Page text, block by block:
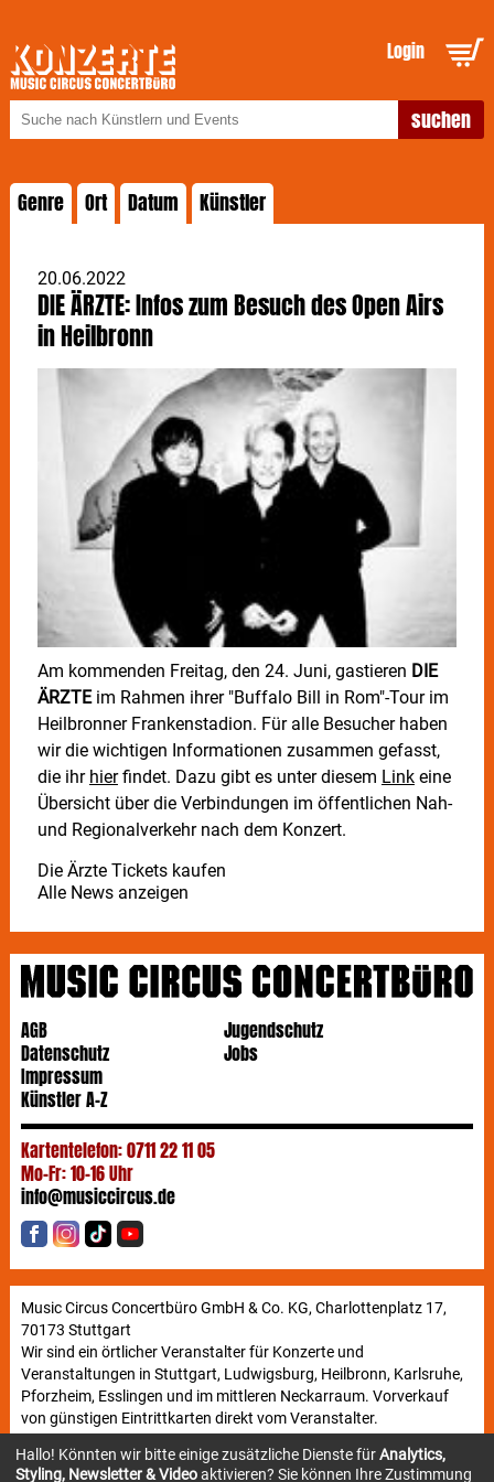
Login
Genre Ort Datum Künstler
20.06.2022
DIE ÄRZTE: Infos zum Besuch des Open Airs
in Heilbronn
Am kommenden Freitag, den 24. Juni, gastieren DIE
ÄRZTEim Rahmen ihrer "Buffalo Bill in Rom"-Tour im
Heilbronner Frankenstadion. Für alle Besucher haben
wir die wichtigen Informationen zusammen gefasst,
die ihr hierfindet. Dazu gibt es unter diesem Linkeine
Übersicht über die Verbindungen im öffentlichen Nah-
und Regionalverkehr nach dem Konzert.
Die Ärzte Tickets kaufen
Alle News anzeigen
AGB
Datenschutz
Impressum
Jugendschutz
Jobs
Künstler A-Z
Kartentelefon: 0711 22 11 05
Mo-Fr: 10-16 Uhr
info@musiccircus.de
Music Circus Concertbüro GmbH & Co. KG, Charlottenplatz 17,
70173 Stuttgart
Wir sind ein örtlicher Veranstalter für Konzerte und
Veranstaltungen in Stuttgart, Ludwigsburg, Heilbronn, Karlsruhe,
Pforzheim, Esslingen und im mittleren Neckarraum. Vorverkauf
von günstigen Eintrittkarten direkt vom Veranstalter.
Hallo! Könnten wir bitte einige zusätzliche Dienste fürAnalytics,
Styling, Newsletter & Videoaktivieren? Sie können Ihre Zustimmung